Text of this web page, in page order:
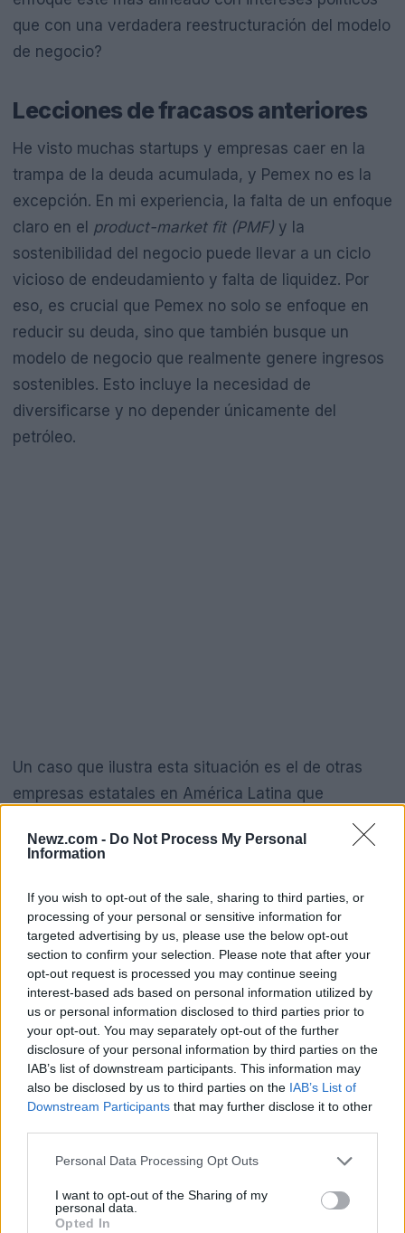
Newz.com - Do Not Process My Personal
Information
If you wish to opt-out of the sale, sharing to third parties, or
processing of your personal or sensitive information for
targeted advertising by us, please use the below opt-out
section to confirm your selection. Please note that after your
opt-out request is processed you may continue seeing
interest-based ads based on personal information utilized by
us or personal information disclosed to third parties prior to
your opt-out. You may separately opt-out of the further
disclosure of your personal information by third parties on the
IAB’s list of downstream participants. This information may
also be disclosed by us to third parties on the IAB’s List of
Downstream Participants that may further disclose it to other
Please note that this website/app uses one or more Google
not limited to your visit or usage behaviour. You may click to
grant or deny consent to Google and its third-party tags to
Personal Data Processing Opt Outs
I want to opt-out of the Sharing of my
personal data.
Opted In
que con una verdadera reestructuración del modelo
de negocio?
Lecciones de fracasos anteriores
He visto muchas startups y empresas caer en la
trampa de la deuda acumulada, y Pemex no es la
excepción. En mi experiencia, la falta de un enfoque
claro en el product-market fit (PMF) y la
sostenibilidad del negocio puede llevar a un ciclo
vicioso de endeudamiento y falta de liquidez. Por
eso, es crucial que Pemex no solo se enfoque en
reducir su deuda, sino que también busque un
modelo de negocio que realmente genere ingresos
sostenibles. Esto incluye la necesidad de
diversificarse y no depender únicamente del
petróleo.
Un caso que ilustra esta situación es el de otras
empresas estatales en América Latina que
intentaron reestructurarse sin un plan sólido. El
resultado fue una mayor dependencia del
situación financiera. Así, Pemex debe evaluar su
estrategia no solo desde el punto de vista de la
deuda, sino también considerando cómo puede
adaptarse a un futuro donde la energía renovable
podría redefinir el mercado. ¿Estará Pemex lista
para dar ese salto?
¿Qué sigue para Pemex?
que Pemex enfrentará desafíos significativos. La
requerirá apoyo del Ministerio de Finanzas en el